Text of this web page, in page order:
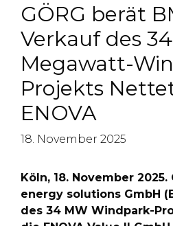
GÖRG berät
Verkauf des
Megawatt-
Projekts
ENOVA
18. November 2025
Köln, 18. November 2025.
energy solutions GmbH
des 34 MW Windpark-